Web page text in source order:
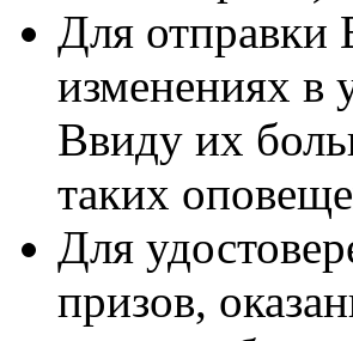
Для
изменениях в
Ввиду их
таких
Для
призов,